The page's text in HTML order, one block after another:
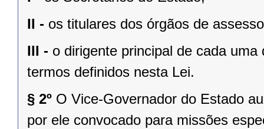
II - os titulares dos órgãos de
III - o dirigente principal de cada
termos definidos nesta Lei.
§ 2º O Vice-Governador do Estado
por ele convocado para missões